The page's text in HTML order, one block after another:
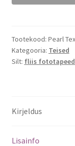
Tootekood: Pearl
Kategooria: Teised
Silt: fliis
Kirjeldus
Lisainfo